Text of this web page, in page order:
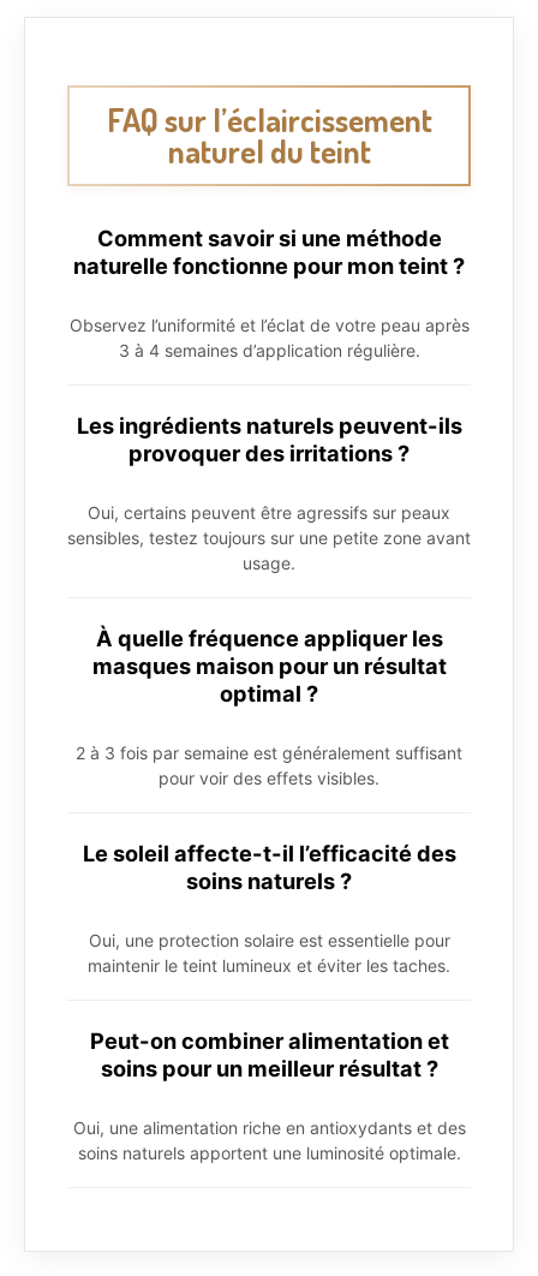
FAQ sur l’éclaircissement
naturel du teint
Comment savoir si une méthode
naturelle fonctionne pour mon teint ?
Observez l’uniformité et l’éclat de votre peau après
3 à 4 semaines d’application régulière.
Les ingrédients naturels peuvent-ils
provoquer des irritations ?
Oui, certains peuvent être agressifs sur peaux
sensibles, testez toujours sur une petite zone avant
usage.
À quelle fréquence appliquer les
masques maison pour un résultat
optimal ?
2 à 3 fois par semaine est généralement suffisant
pour voir des effets visibles.
Le soleil affecte-t-il l’efficacité des
soins naturels ?
Oui, une protection solaire est essentielle pour
maintenir le teint lumineux et éviter les taches.
Peut-on combiner alimentation et
soins pour un meilleur résultat ?
Oui, une alimentation riche en antioxydants et des
soins naturels apportent une luminosité optimale.